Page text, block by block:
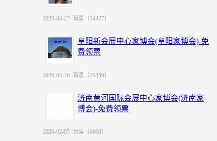
2026-04-27 阅读（34477）
阜阳新会展中心家博会(阜阳家博会)-免
费领票
2026-04-26 阅读（35359）
济南黄河国际会展中心家博会(济南家
博会)-免费领票
2026-02-05 阅读（6060）